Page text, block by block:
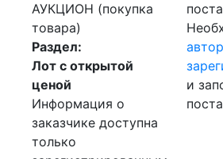
АУКЦИОН (покупка
товара)
Раздел:
Лот с открытой
ценой
Информация о
заказчике доступна
только
и